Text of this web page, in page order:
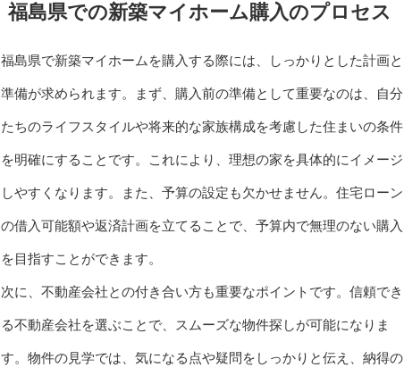
福島県での新築マイホーム購入のプロセス
福島県で新築マイホームを購入する際には、しっかりとした計画と
準備が求められます。まず、購入前の準備として重要なのは、自分
たちのライフスタイルや将来的な家族構成を考慮した住まいの条件
を明確にすることです。これにより、理想の家を具体的にイメージ
しやすくなります。また、予算の設定も欠かせません。住宅ローン
の借入可能額や返済計画を立てることで、予算内で無理のない購入
を目指すことができます。
次に、不動産会社との付き合い方も重要なポイントです。信頼でき
る不動産会社を選ぶことで、スムーズな物件探しが可能になりま
す。物件の見学では、気になる点や疑問をしっかりと伝え、納得の